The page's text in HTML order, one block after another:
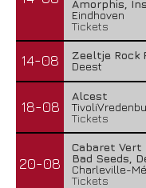
Amorphis,
Eindhoven
Tickets
14-08
Zeeltje Rock
Deest
18-08
Alcest
Tickets
20-08
Cabaret Vert
Bad Seeds,
Charleville-
Tickets